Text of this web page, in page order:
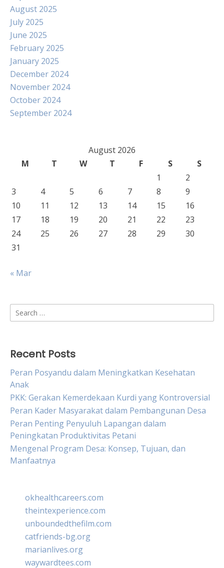
August 2025
July 2025
June 2025
February 2025
January 2025
December 2024
November 2024
October 2024
September 2024
August 2026
M
T W T F S
S
1
2
3
4 5 6 7 8
9
10
11 12 13 14 15
16
17
18 19 20 21 22
23
24
25 26 27 28 29
30
31
« Mar
Search
for:
Recent Posts
Peran Posyandu dalam Meningkatkan Kesehatan
Anak
PKK: Gerakan Kemerdekaan Kurdi yang Kontroversial
Peran Kader Masyarakat dalam Pembangunan Desa
Peran Penting Penyuluh Lapangan dalam
Peningkatan Produktivitas Petani
Mengenal Program Desa: Konsep, Tujuan, dan
Manfaatnya
okhealthcareers.com
theintexperience.com
unboundedthefilm.com
catfriends-bg.org
marianlives.org
waywardtees.com